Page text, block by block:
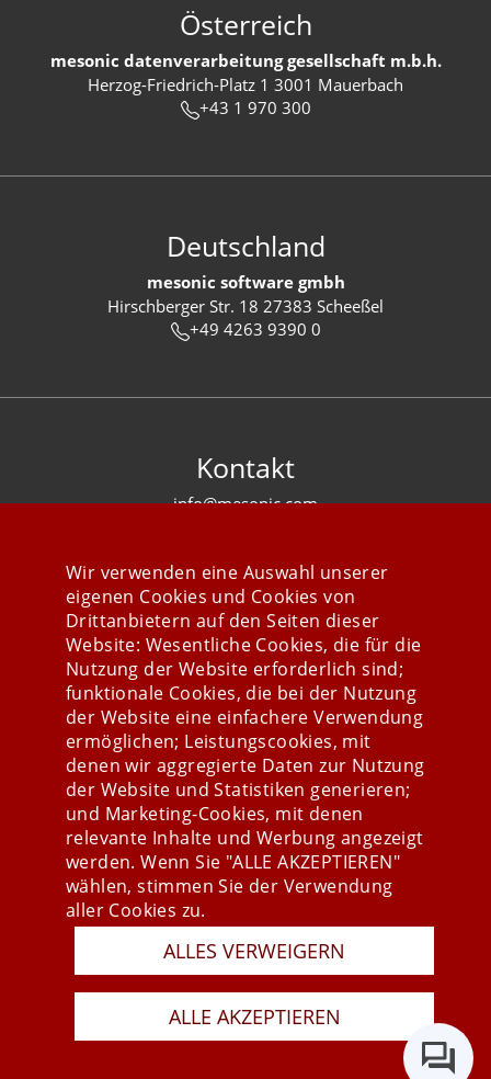
Österreich
mesonic datenverarbeitung gesellschaft m.b.h.
Herzog-Friedrich-Platz 1 3001 Mauerbach
+43 1 970 300
Deutschland
mesonic software gmbh
Hirschberger Str. 18 27383 Scheeßel
+49 4263 9390 0
Kontakt
info@mesonic.com
Stay connected
Presse
Newsletter
AGB
Datenschutz
Impressum
Wir verwenden eine Auswahl unserer
eigenen Cookies und Cookies von
Drittanbietern auf den Seiten dieser
Website: Wesentliche Cookies, die für die
Nutzung der Website erforderlich sind;
funktionale Cookies, die bei der Nutzung
der Website eine einfachere Verwendung
ermöglichen; Leistungscookies, mit
denen wir aggregierte Daten zur Nutzung
der Website und Statistiken generieren;
und Marketing-Cookies, mit denen
relevante Inhalte und Werbung angezeigt
werden. Wenn Sie "ALLE AKZEPTIEREN"
wählen, stimmen Sie der Verwendung
aller Cookies zu.
ALLES VERWEIGERN
ALLE AKZEPTIEREN